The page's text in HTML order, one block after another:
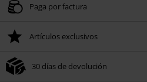
Paga por factura
Artículos exclusivos
30 días de devolución